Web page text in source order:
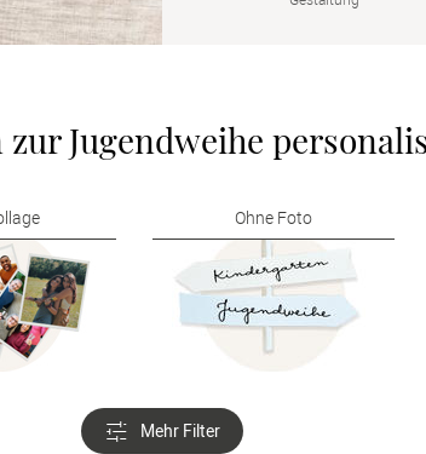
Jugendweihe
Ohne Foto
Mehr Filter